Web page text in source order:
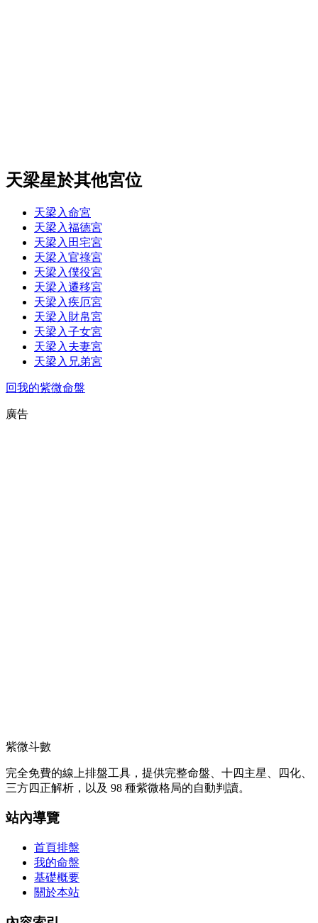
天梁星於其他宮位
天梁入命宮
天梁入福德宮
天梁入田宅宮
天梁入官祿宮
天梁入僕役宮
天梁入遷移宮
天梁入疾厄宮
天梁入財帛宮
天梁入子女宮
天梁入夫妻宮
天梁入兄弟宮
回我的紫微命盤
廣告
紫微斗數
完全免費的線上排盤工具，提供完整命盤、十四主星、四化、
三方四正解析，以及 98 種紫微格局的自動判讀。
站內導覽
首頁排盤
我的命盤
基礎概要
關於本站